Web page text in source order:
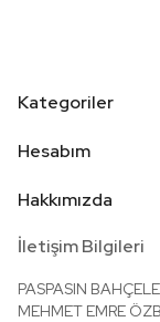
Kategoriler
Hesabım
Hakkımızda
İletişim Bilgileri
PASPASIN
MEHMET EMRE